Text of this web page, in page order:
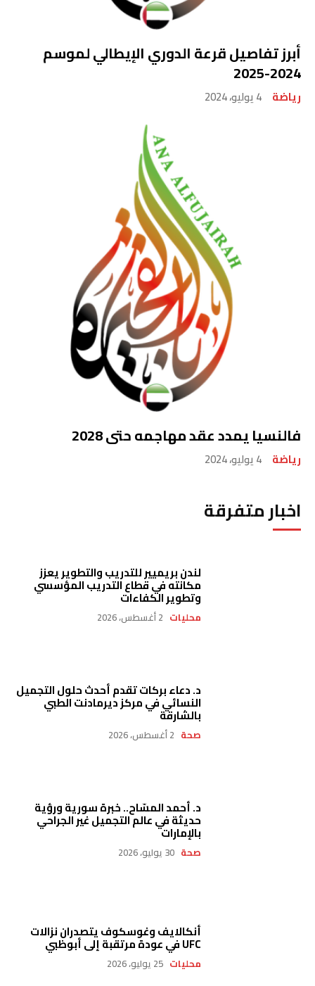
أبرز تفاصيل قرعة الدوري الإيطالي لموسم
2024-2025
رياضة 4 يوليو، 2024
فالنسيا يمدد عقد مهاجمه حتى 2028
رياضة 4 يوليو، 2024
اخبار متفرقة
لندن بريميير للتدريب والتطوير يعزز
مكانته في قطاع التدريب المؤسسي
وتطوير الكفاءات
محليات 2 أغسطس، 2026
د. دعاء بركات تقدم أحدث حلول التجميل
النسائي في مركز ديرمادنت الطبي
بالشارقة
صحة 2 أغسطس، 2026
د. أحمد المسّاح.. خبرة سورية ورؤية
حديثة في عالم التجميل غير الجراحي
بالإمارات
صحة 30 يوليو، 2026
أنكالايف وغوسكوف يتصدران نزالات
UFC في عودة مرتقبة إلى أبوظبي
محليات 25 يوليو، 2026